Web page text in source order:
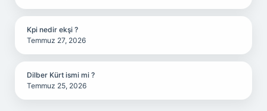
Kpi nedir ekşi ?
Temmuz 27, 2026
Dilber Kürt ismi mi ?
Temmuz 25, 2026